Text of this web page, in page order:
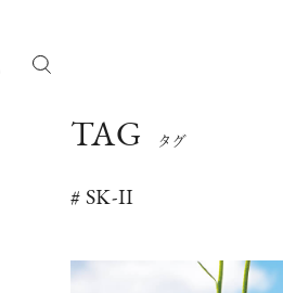
TAG タグ
# SK-II